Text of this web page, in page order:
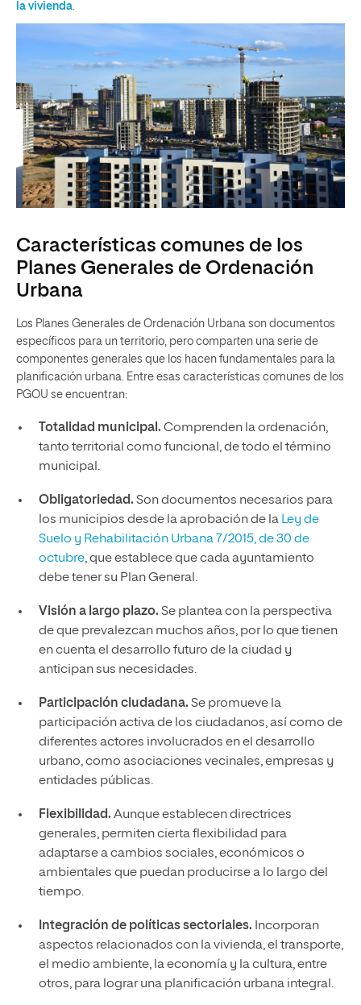
la vivienda
Características comunes de los
Planes Generales de Ordenación
Urbana
Los Planes Generales de Ordenación Urbana son documentos
específicos para un territorio, pero comparten una serie de
componentes generales que los hacen fundamentales para la
planificación urbana. Entre esas características comunes de los
PGOU se encuentran:
Totalidad municipal. Comprenden la ordenación,
tanto territorial como funcional, de todo el término
municipal.
Obligatoriedad. Son documentos necesarios para
los municipios desde la aprobación de la Ley de
Suelo y Rehabilitación Urbana 7/2015, de 30 de
octubre, que establece que cada ayuntamiento
debe tener su Plan General.
Visión a largo plazo. Se plantea con la perspectiva
de que prevalezcan muchos años, por lo que tienen
en cuenta el desarrollo futuro de la ciudad y
anticipan sus necesidades.
Participación ciudadana. Se promueve la
participación activa de los ciudadanos, así como de
diferentes actores involucrados en el desarrollo
urbano, como asociaciones vecinales, empresas y
entidades públicas.
Flexibilidad. Aunque establecen directrices
generales, permiten cierta flexibilidad para
adaptarse a cambios sociales, económicos o
ambientales que puedan producirse a lo largo del
tiempo.
Integración de políticas sectoriales. Incorporan
aspectos relacionados con la vivienda, el transporte,
el medio ambiente, la economía y la cultura, entre
otros, para lograr una planificación urbana integral.